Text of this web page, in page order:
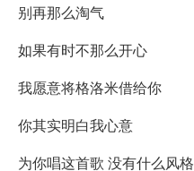
别再那么淘气
如果有时不那么开心
我愿意将格洛米借给你
你其实明白我心意
为你唱这首歌 没有什么风格